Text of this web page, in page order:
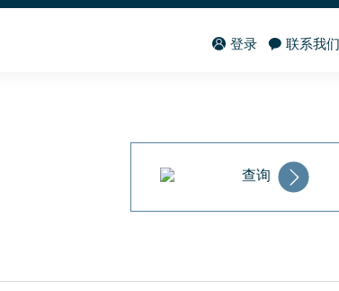
登录 联系我们
查询